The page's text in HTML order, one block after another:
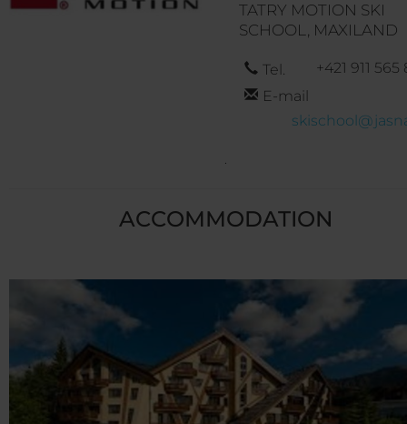
TATRY MOTION SKI
SCHOOL, MAXILAND
Tel.
+421 911 565
E-mail
.
ACCOMMODATION